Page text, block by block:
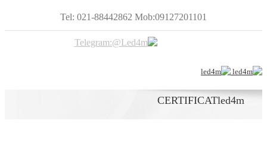
Tel: 021-88442862 Mob:09127201101
CERTIFICATled4m